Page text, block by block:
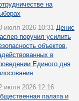
на
июля 2026 10:31 Денис
поручил усилить
объектов,
в
Единого дня
июля 2026 12:16
палата и